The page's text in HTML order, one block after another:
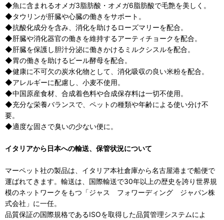
◆魚に含まれるオメガ3脂肪酸・オメガ6脂肪酸で毛艶を美しく。
◆タウリンが肝臓や心臓の働きをサポート。
◆抗酸化成分を含み、消化を助けるローズマリーを配合。
◆肝臓や消化器官の働きを維持するアーティチョークを配合。
◆肝臓を保護し胆汁分泌に働きかけるミルクシスルを配合。
◆胃の働きを助けるビール酵母を配合。
◆健康に不可欠の炭水化物として、消化吸収の良い米粉を配合。
◆アレルギーに配慮し、小麦不使用。
◆中国原産食材、合成着色料や合成保存料は一切不使用。
◆充分な栄養バランスで、ペットの種類や年齢による使い分け不
要。
◆適度な固さで臭いの少ない便に。
イタリアから日本への輸送、保管状況について
マーペット社の製品は、イタリア本社倉庫から名古屋港まで船便で
運ばれてきます。輸送は、国際輸送で30年以上の歴史を誇り世界規
模のネットワークをもつ「ジャス フォワーディング ジャパン株
式会社」に一任。
品質保証の国際規格であるISOを取得した品質管理システムによ